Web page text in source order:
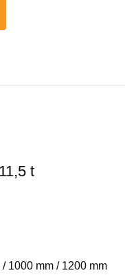
t
1000 mm / 1200 mm